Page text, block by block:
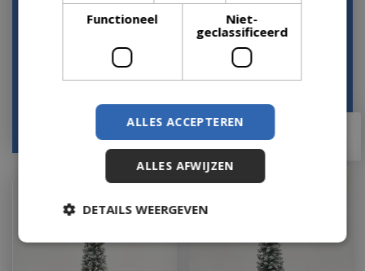
Kunstkerstboom Pencil
Pine Snowy 210 cm
Kunstkerstboom Pencil
Pine Snowy 240 cm
Hoog Groen Wit Besn…
€ 119,99
€ 53,95
Op voorraad
Functioneel
Niet-
geclassificeerd
ALLES ACCEPTEREN
ALLES AFWIJZEN
DETAILS WEERGEVEN